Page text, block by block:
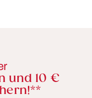
und 10 €